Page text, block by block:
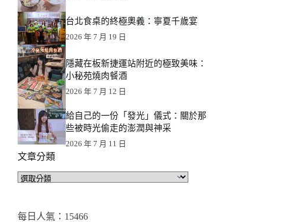
台北食桌的終極奧義：寧夏千歲宴
2026 年 7 月 19 日
隱藏在板新捷運站附近的極致美味：
小秘苑燒肉餐酒
2026 年 7 月 12 日
給自己的一份「發光」儀式：關於那
些被時光偷走的澎潤與神采
2026 年 7 月 11 日
文章分類
文
類
每日人氣：15466